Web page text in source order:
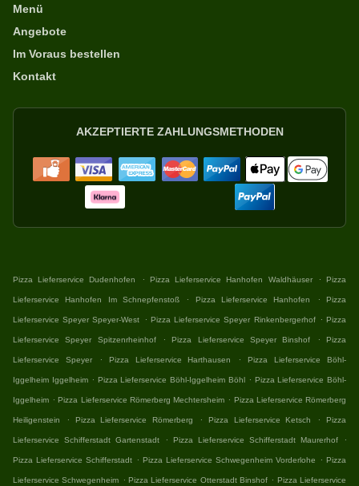
Menü
Angebote
Im Voraus bestellen
Kontakt
AKZEPTIERTE ZAHLUNGSMETHODEN
Pizza Lieferservice Dudenhofen . Pizza Lieferservice Hanhofen Waldhäuser . Pizza
Lieferservice Hanhofen Im Schnepfenstoß . Pizza Lieferservice Hanhofen . Pizza
Lieferservice Speyer Speyer-West . Pizza Lieferservice Speyer Rinkenbergerhof . Pizza
Lieferservice Speyer Spitzenrheinhof . Pizza Lieferservice Speyer Binshof . Pizza
Lieferservice Speyer . Pizza Lieferservice Harthausen . Pizza Lieferservice Böhl-
Iggelheim Iggelheim . Pizza Lieferservice Böhl-Iggelheim Böhl . Pizza Lieferservice Böhl-
Iggelheim . Pizza Lieferservice Römerberg Mechtersheim . Pizza Lieferservice Römerberg
Heiligenstein . Pizza Lieferservice Römerberg . Pizza Lieferservice Ketsch . Pizza
Lieferservice Schifferstadt Gartenstadt . Pizza Lieferservice Schifferstadt Maurerhof .
Pizza Lieferservice Schifferstadt . Pizza Lieferservice Schwegenheim Vorderlohe . Pizza
Lieferservice Schwegenheim . Pizza Lieferservice Otterstadt Binshof . Pizza Lieferservice